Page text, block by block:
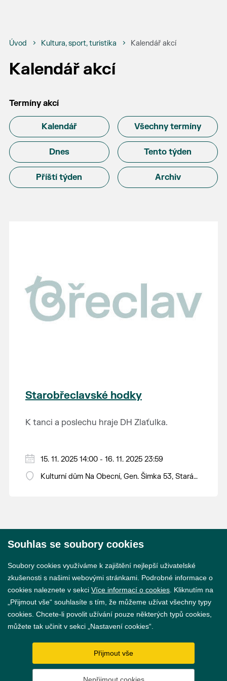
Úvod Kultura, sport, turistika Kalendář akcí
Kalendář akcí
Termíny akcí
Kalendář Všechny termíny
Dnes Tento týden
Příští týden Archiv
Starobřeclavské hodky
K tanci a poslechu hraje DH Zlaťulka.
15. 11. 2025 14:00 - 16. 11. 2025 23:59
Kulturní dům Na Obecní, Gen. Šimka 53, Stará
GDPR
Nastavení cookies
Souhlas se soubory cookies
Soubory cookies využíváme k zajištění nejlepší uživatelské
zkušenosti s našimi webovými stránkami. Podrobné informace o
cookies naleznete v sekci Více informací o cookies . Kliknutím na
„Přijmout vše“ souhlasíte s tím, že můžeme užívat všechny typy
cookies. Chcete-li povolit užívání pouze některých typů cookies,
můžete tak učinit v sekci „Nastavení cookies“.
Přijmout vše